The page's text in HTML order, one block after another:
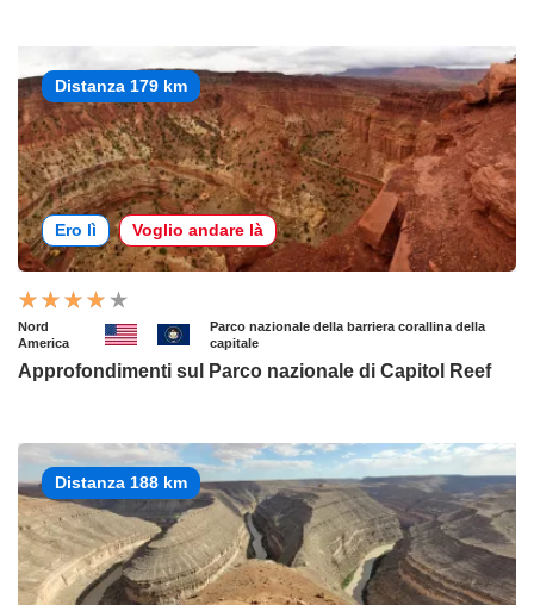
Distanza 179 km
Ero lì Voglio andare là
Nord
America
Parco nazionale della barriera corallina della
capitale
Approfondimenti sul Parco nazionale di Capitol Reef
Distanza 188 km